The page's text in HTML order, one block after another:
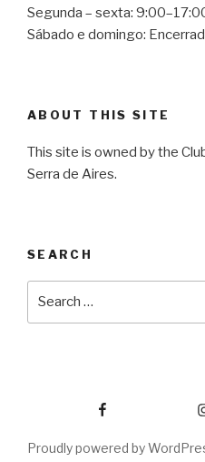
Segunda – sexta:
Sábado e domingo:
ABOUT THIS SITE
This site is owned by the
Serra de Aires.
SEARCH
Proudly powered by